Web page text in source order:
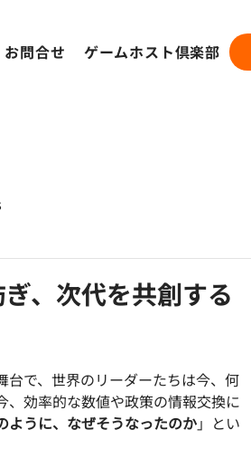
お問合せ ゲームホスト倶楽部
、次代を共創する
台で、世界のリーダーたちは今、何
、効率的な数値や政策の情報交換に
ように、なぜそうなったのか」とい